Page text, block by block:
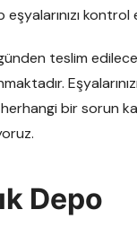
kontrol
günden teslim
bir sorun
Depo